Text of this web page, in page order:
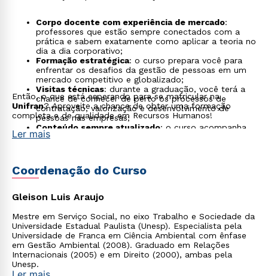
Corpo docente com experiência de mercado:
professores que estão sempre conectados com a
prática e sabem exatamente como aplicar a teoria no
dia a dia corporativo;
Formação estratégica: o curso prepara você para
enfrentar os desafios da gestão de pessoas em um
mercado competitivo e globalizado;
Visitas técnicas: durante a graduação, você terá a
chance de conhecer de perto os processos de
contratação, valorização e desenvolvimento de
pessoas nas empresas;
Conteúdo sempre atualizado: o curso acompanha
as últimas tendências do mercado, incorporando as
Oportunidades de bolsas e financiamentos
Unifran oferece bolsas de estudos Prouni e bolsas
desconto nas mensalidades até o final do curso.
Então, o que está esperando para se matricular na
Unifran? Aproveite a chance de obter uma formação
completa e de qualidade em Recursos Humanos!
Ler mais
Coordenação do Curso
Gleison Luis Araujo
Mestre em Serviço Social, no eixo Trabalho e Sociedade da
Universidade Estadual Paulista (Unesp). Especialista pela
Universidade de Franca em Ciência Ambiental com ênfase
em Gestão Ambiental (2008). Graduado em Relações
Internacionais (2005) e em Direito (2000), ambas pela
Unesp.